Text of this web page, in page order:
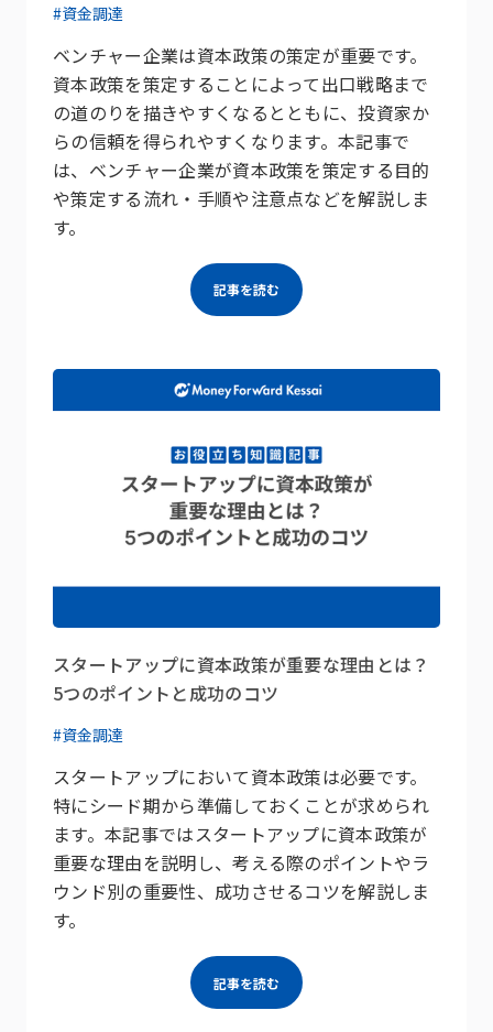
#資金調達
ベンチャー企業は資本政策の策定が重要です。
資本政策を策定することによって出口戦略まで
の道のりを描きやすくなるとともに、投資家か
らの信頼を得られやすくなります。本記事で
は、ベンチャー企業が資本政策を策定する目的
や策定する流れ・手順や注意点などを解説しま
す。
記事を読む
スタートアップに資本政策が重要な理由とは？
5つのポイントと成功のコツ
#資金調達
スタートアップにおいて資本政策は必要です。
特にシード期から準備しておくことが求められ
ます。本記事ではスタートアップに資本政策が
重要な理由を説明し、考える際のポイントやラ
ウンド別の重要性、成功させるコツを解説しま
す。
記事を読む